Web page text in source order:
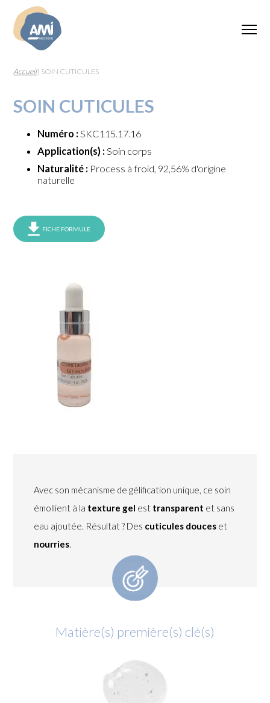
Accueil| SOIN CUTICULES
SOIN CUTICULES
Numéro : SKC115.17.16
Application(s) : Soin corps
Naturalité : Process à froid, 92,56% d'origine
naturelle
FICHE FORMULE
Avec son mécanisme de gélification unique, ce soin
émollient à la texture gel est transparent et sans
eau ajoutée. Résultat ? Des cuticules douces et
nourries.
Matière(s) première(s) clé(s)